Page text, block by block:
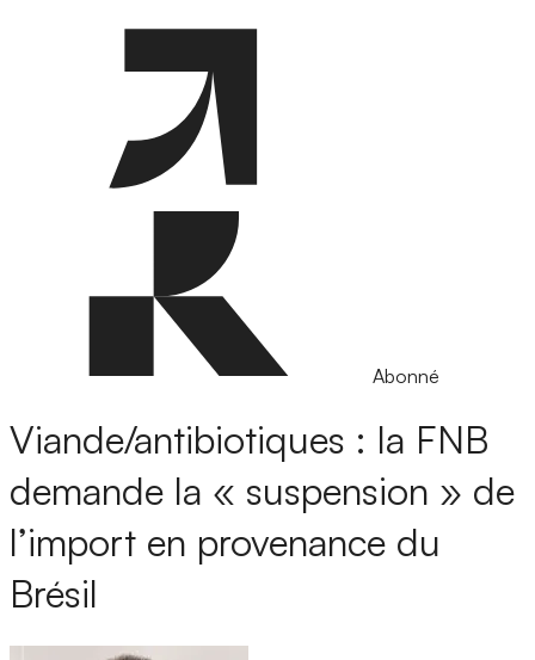
Abonné
Viande/antibiotiques : la FNB
demande la « suspension » de
l’import en provenance du
Brésil